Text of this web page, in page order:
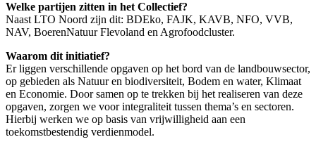
Welke partijen zitten in het Collectief?
Naast LTO Noord zijn dit: BDEko, FAJK, KAVB, NFO, VVB,
NAV, BoerenNatuur Flevoland en Agrofoodcluster.
Waarom dit initiatief?
Er liggen verschillende opgaven op het bord van de landbouwsector,
op gebieden als Natuur en biodiversiteit, Bodem en water, Klimaat
en Economie. Door samen op te trekken bij het realiseren van deze
opgaven, zorgen we voor integraliteit tussen thema’s en sectoren.
Hierbij werken we op basis van vrijwilligheid aan een
toekomstbestendig verdienmodel.